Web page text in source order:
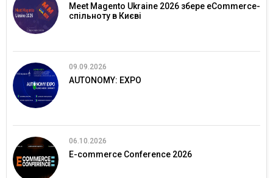
Meet Magento Ukraine 2026 збере eCommerce-
спільноту в Києві
09.09.2026
AUTONOMY: EXPO
06.10.2026
E-commerce Conference 2026